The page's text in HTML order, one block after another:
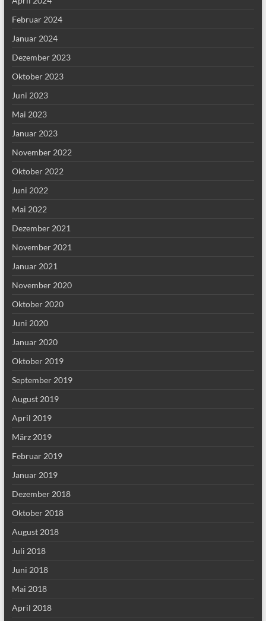
Februar 2024
Januar 2024
Dezember 2023
Oktober 2023
Juni 2023
Mai 2023
Januar 2023
November 2022
Oktober 2022
Juni 2022
Mai 2022
Dezember 2021
November 2021
Januar 2021
November 2020
Oktober 2020
Juni 2020
Januar 2020
Oktober 2019
September 2019
August 2019
April 2019
März 2019
Februar 2019
Januar 2019
Dezember 2018
Oktober 2018
August 2018
Juli 2018
Juni 2018
Mai 2018
April 2018